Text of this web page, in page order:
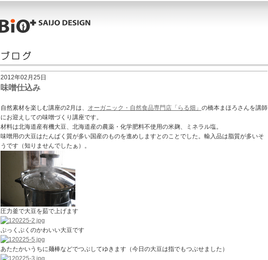
2012年02月25日
味噌仕込み
自然素材を楽しむ講座の2月は、 オーガニック・自然食品専門店「らる畑」 の橋本まほろさんを講師
にお迎えしての味噌づくり講座です。
材料は北海道産有機大豆、北海道産の農薬・化学肥料不使用の米麹、ミネラル塩。
味噌用の大豆はたんぱく質が多い国産のものを進めしますとのことでした。輸入品は脂質が多いそ
うです（知りませんでしたぁ）。
圧力釜で大豆を茹で上げます
ぷっくぷくのかわいい大豆です
あたたかいうちに麺棒などでつぶしてゆきます（今日の大豆は指でもつぶせました）